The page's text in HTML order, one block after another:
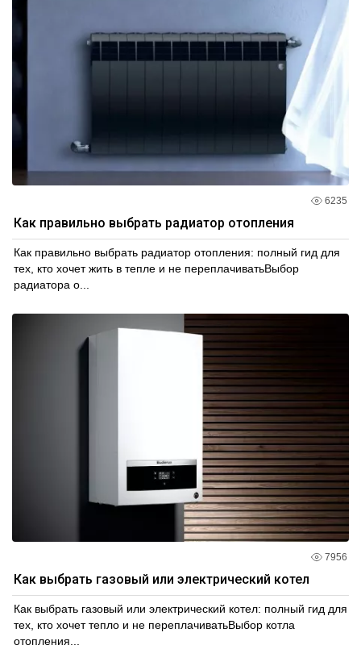
6235
Как правильно выбрать радиатор отопления
Как правильно выбрать радиатор отопления: полный гид для
тех, кто хочет жить в тепле и не переплачиватьВыбор
радиатора о...
7956
Как выбрать газовый или электрический котел
Как выбрать газовый или электрический котел: полный гид для
тех, кто хочет тепло и не переплачиватьВыбор котла
отопления...